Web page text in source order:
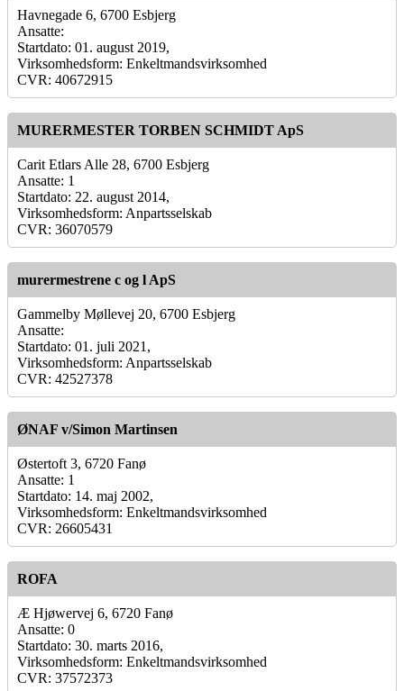
Havnegade 6, 6700 Esbjerg
Ansatte:
Startdato: 01. august 2019,
Virksomhedsform: Enkeltmandsvirksomhed
CVR: 40672915
MURERMESTER TORBEN SCHMIDT ApS
Carit Etlars Alle 28, 6700 Esbjerg
Ansatte: 1
Startdato: 22. august 2014,
Virksomhedsform: Anpartsselskab
CVR: 36070579
murermestrene c og l ApS
Gammelby Møllevej 20, 6700 Esbjerg
Ansatte:
Startdato: 01. juli 2021,
Virksomhedsform: Anpartsselskab
CVR: 42527378
ØNAF v/Simon Martinsen
Østertoft 3, 6720 Fanø
Ansatte: 1
Startdato: 14. maj 2002,
Virksomhedsform: Enkeltmandsvirksomhed
CVR: 26605431
ROFA
Æ Hjøwervej 6, 6720 Fanø
Ansatte: 0
Startdato: 30. marts 2016,
Virksomhedsform: Enkeltmandsvirksomhed
CVR: 37572373